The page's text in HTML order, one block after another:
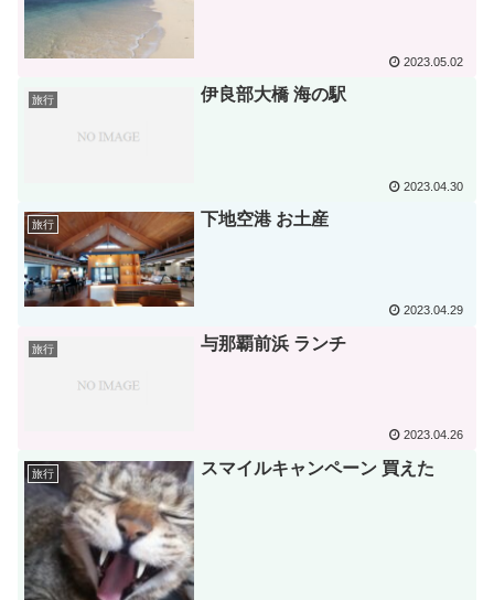
2023.05.02
旅行 伊良部大橋 海の駅
2023.04.30
旅行 下地空港 お土産
2023.04.29
旅行 与那覇前浜 ランチ
2023.04.26
旅行 スマイルキャンペーン 買えた